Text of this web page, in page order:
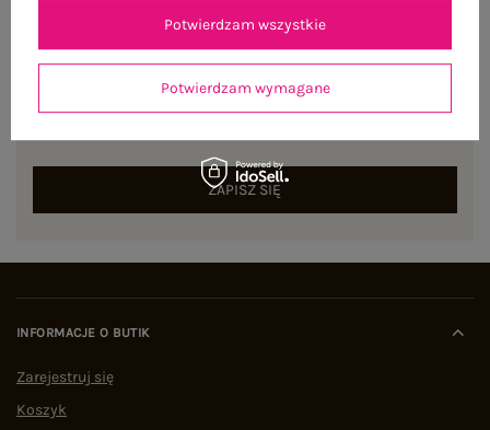
NEWSLETTER
Zapisz się do naszego newslettera i otrzymaj 15% zniżki na
pierwsze zamówienie
ZAPISZ SIĘ
INFORMACJE O BUTIK
Zarejestruj się
Koszyk
Potwierdzam wymagane
Potwierdzam wszystkie